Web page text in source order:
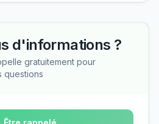
d'informations ?
gratuitement pour
questions